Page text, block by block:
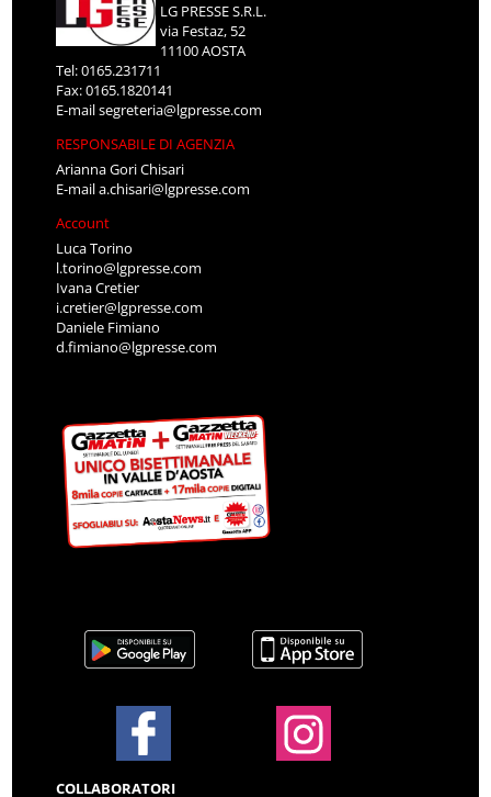
LG PRESSE S.R.L.
via Festaz, 52
11100 AOSTA
Tel: 0165.231711
Fax: 0165.1820141
E-mailsegreteria@lgpresse.com
RESPONSABILE DI AGENZIA
Arianna Gori Chisari
E-maila.chisari@lgpresse.com
Account
Luca Torino
l.torino@lgpresse.com
Ivana Cretier
i.cretier@lgpresse.com
Daniele Fimiano
d.fimiano@lgpresse.com
COLLABORATORI